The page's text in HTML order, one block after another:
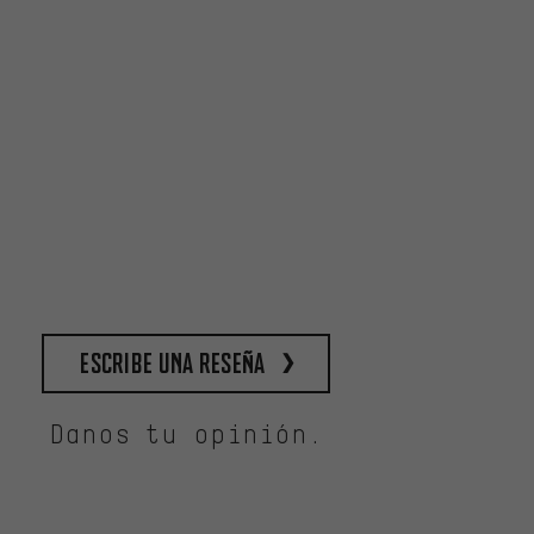
escribe una reseña
Danos tu opinión.